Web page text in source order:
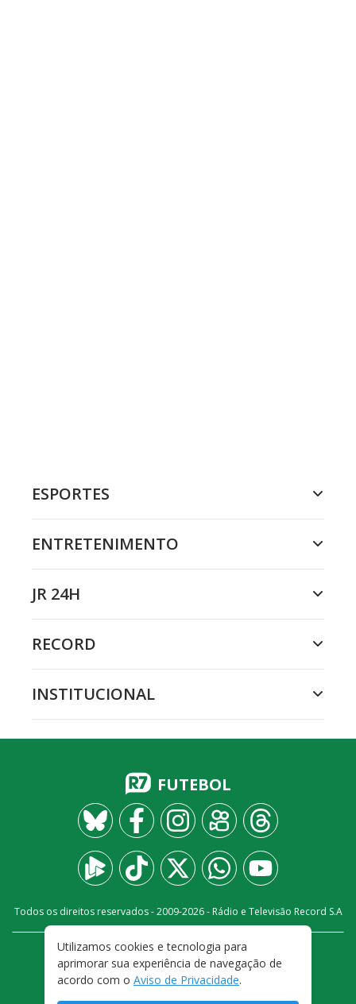
ESPORTES
ENTRETENIMENTO
JR 24H
RECORD
INSTITUCIONAL
FUTEBOL
Todos os direitos reservados - 2009-2026- Rádio e Televisão Record S.A
FALE CONOSCO
PRIVACIDADE
TERMOS E CONDIÇÕES DE USO
Utilizamos cookies e tecnologia para
aprimorar sua experiência de navegação de
acordo com o Aviso de Privacidade.